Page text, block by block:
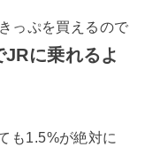
っぷを買えるので
に乗れるよ
も1.5%が絶対に